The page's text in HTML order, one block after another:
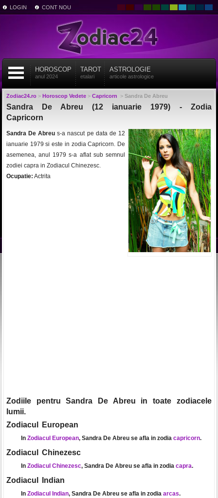
LOGIN CONT NOU
HOROSCOP
anul 2024
TAROT
etalari
ASTROLOGIE
articole astrologice
Zodiac24.ro> Horoscop Vedete> Capricorn > Sandra De Abreu
Sandra De Abreu (12 ianuarie 1979) - Zodia
Capricorn
Sandra De Abreu s-a nascut pe data de 12
ianuarie 1979 si este in zodia Capricorn. De
asemenea, anul 1979 s-a aflat sub semnul
zodiei capra in Zodiacul Chinezesc.
Ocupatie: Actrita
Zodiile pentru Sandra De Abreu in toate zodiacele
lumii.
Zodiacul European
In Zodiacul European, Sandra De Abreu se afla in zodia capricorn.
Zodiacul Chinezesc
In Zodiacul Chinezesc, Sandra De Abreu se afla in zodia capra.
Zodiacul Indian
In Zodiacul Indian, Sandra De Abreu se afla in zodia arcas.